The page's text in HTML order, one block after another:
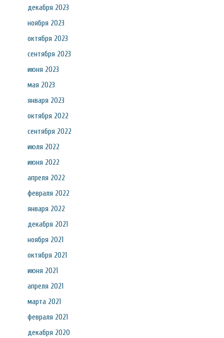
декабря 2023
ноября 2023
октября 2023
сентября 2023
июня 2023
мая 2023
января 2023
октября 2022
сентября 2022
июля 2022
июня 2022
апреля 2022
февраля 2022
января 2022
декабря 2021
ноября 2021
октября 2021
июня 2021
апреля 2021
марта 2021
февраля 2021
декабря 2020